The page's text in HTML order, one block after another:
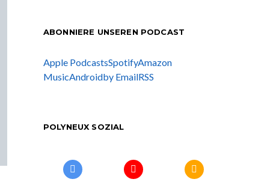
ABONNIERE UNSEREN PODCAST
Apple PodcastsSpotifyAmazon
MusicAndroidby EmailRSS
POLYNEUX SOZIAL